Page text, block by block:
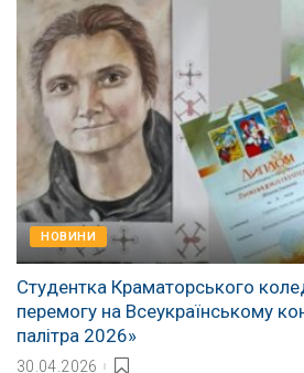
НОВИНИ
Студентка Краматорського
перемогу на Всеукраїнському
палітра 2026»
30.04.2026